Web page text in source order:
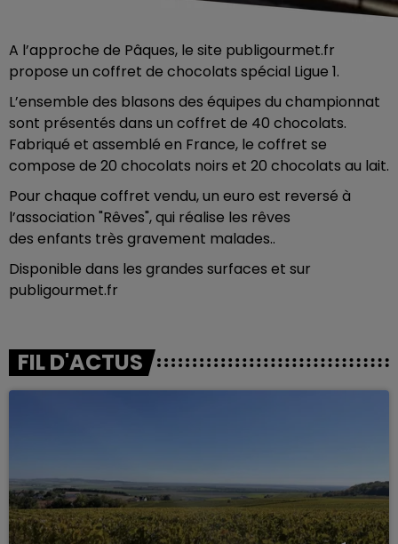
A l’approche de Pâques, le site publigourmet.fr
propose un coffret de chocolats spécial Ligue 1.
L’ensemble des blasons des équipes du championnat
sont présentés dans un coffret de 40 chocolats.
Fabriqué et assemblé en France, le coffret se
compose de 20 chocolats noirs et 20 chocolats au lait.
Pour chaque coffret vendu, un euro est reversé à
l’association "Rêves", qui réalise les rêves
des enfants très gravement malades..
Disponible dans les grandes surfaces et sur
publigourmet.fr
FIL D'ACTUS